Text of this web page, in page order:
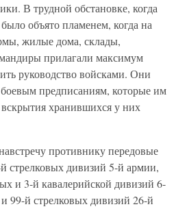
В трудной обстановке, когда
объято пламенем, когда на
жилые дома, склады,
прилагали максимум
руководство войсками. Они
боевым предписаниям, которые им
хранившихся у них
противнику передовые
стрелковых дивизий 5-й армии,
и 3-й кавалерийской дивизий 6-
99-й стрелковых дивизий 26-й